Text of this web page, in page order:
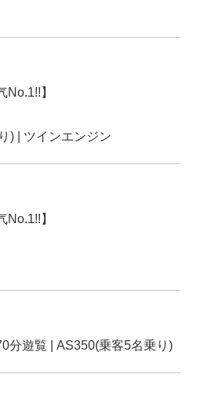
】
) | ツインエンジン
】
分遊覧 | AS350(乗客5名乗り)